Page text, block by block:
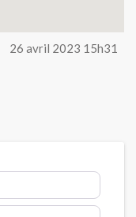
26 avril 2023 15h31